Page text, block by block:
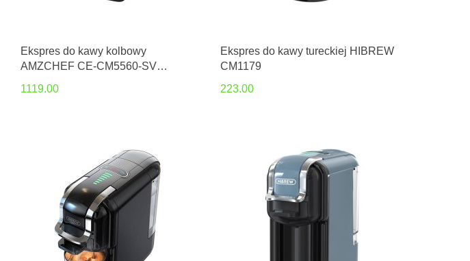
Ekspres do kawy kolbowy
AMZCHEF CE-CM5560-SV
1119.00
Ekspres do kawy tureckiej HIBREW
CM1179
223.00